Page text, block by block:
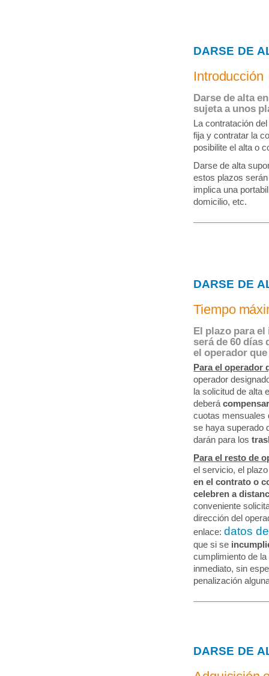
DARSE DE
Introducción
Darse de alta
sujeta a unos
La contratación
fija y contratar la
posibilite el alta o
Darse de alta
estos plazos
implica una
domicilio, etc.
DARSE DE
Tiempo
El plazo para
será de 60 días
el operador
Para el operador
operador
la solicitud de alta
deberá
cuotas mensuales
se haya superado
darán para los
Para el resto de
el servicio, el
en el contrato o
celebren a
conveniente
dirección del
enlace:datos
que si se
cumplimiento de
inmediato, sin
penalización
DARSE DE